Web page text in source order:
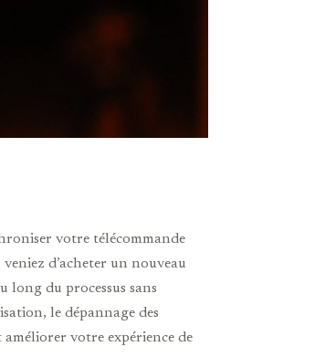
votre télécommande
d’acheter un nouveau
long du processus sans
le dépannage des
votre expérience de